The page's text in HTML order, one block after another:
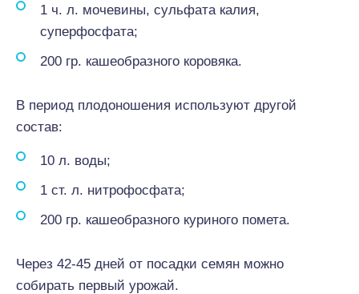
1 ч. л. мочевины, сульфата калия,
суперфосфата;
200 гр. кашеобразного коровяка.
В период плодоношения используют другой
состав:
10 л. воды;
1 ст. л. нитрофосфата;
200 гр. кашеобразного куриного помета.
Через 42-45 дней от посадки семян можно
собирать первый урожай.